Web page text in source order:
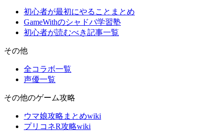
初心者が最初にやることまとめ
GameWithのシャドバ学習塾
初心者が読むべき記事一覧
その他
全コラボ一覧
声優一覧
その他のゲーム攻略
ウマ娘攻略まとめwiki
プリコネR攻略wiki